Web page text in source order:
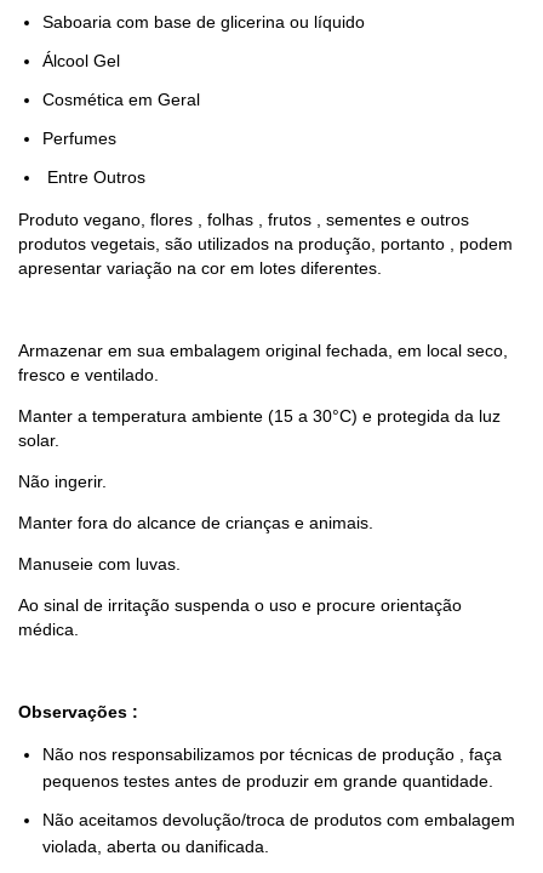
Saboaria com base de glicerina ou líquido
Álcool Gel
Cosmética em Geral
Perfumes
Entre Outros
Produto vegano, flores , folhas , frutos , sementes e outros
produtos vegetais, são utilizados na produção, portanto , podem
apresentar variação na cor em lotes diferentes.
Armazenar em sua embalagem original fechada, em local seco,
fresco e ventilado.
Manter a temperatura ambiente (15 a 30°C) e protegida da luz
solar.
Não ingerir.
Manter fora do alcance de crianças e animais.
Manuseie com luvas.
Ao sinal de irritação suspenda o uso e procure orientação
médica.
Observações :
Não nos responsabilizamos por técnicas de produção , faça
pequenos testes antes de produzir em grande quantidade.
Não aceitamos devolução/troca de produtos com embalagem
violada, aberta ou danificada.